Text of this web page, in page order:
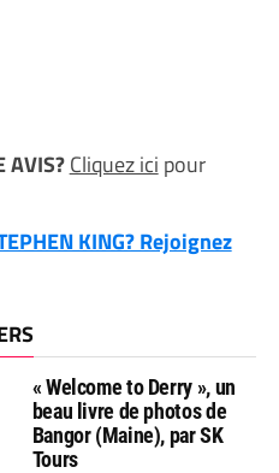
AVIS?Cliquez ici pour
KING? Rejoignez
« Welcome to Derry », un
beau livre de photos de
Bangor (Maine), par SK
Tours